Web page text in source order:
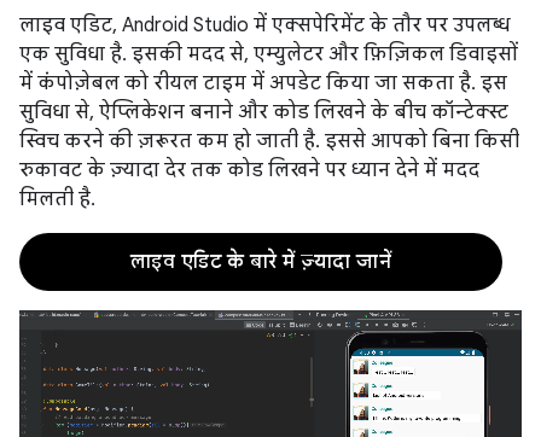
लाइव एडिट, Android Studio में एक्सपेरिमेंट के तौर पर उपलब्ध
एक सुविधा है. इसकी मदद से, एम्युलेटर और फ़िज़िकल डिवाइसों
में कंपोज़ेबल को रीयल टाइम में अपडेट किया जा सकता है. इस
सुविधा से, ऐप्लिकेशन बनाने और कोड लिखने के बीच कॉन्टेक्स्ट
स्विच करने की ज़रूरत कम हो जाती है. इससे आपको बिना किसी
रुकावट के ज़्यादा देर तक कोड लिखने पर ध्यान देने में मदद
मिलती है.
लाइव एडिट के बारे में ज़्यादा जानें